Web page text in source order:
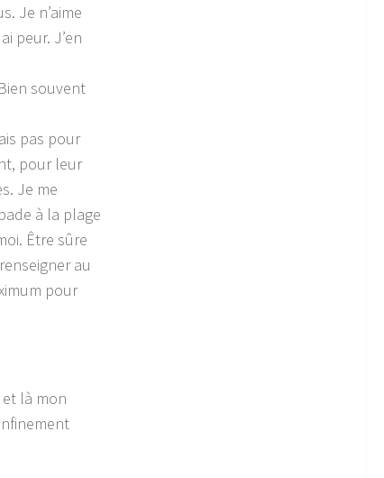
Je n’aime
peur. J’en
souvent
pas pour
pour leur
Je me
à la plage
Être sûre
au
pour
là mon